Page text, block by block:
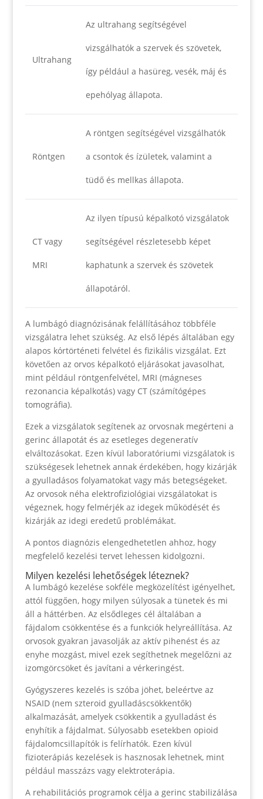
Ultrahang
Az ultrahang segítségével
vizsgálhatók a szervek és szövetek,
így például a hasüreg, vesék, máj és
epehólyag állapota.
Röntgen
A röntgen segítségével vizsgálhatók
a csontok és ízületek, valamint a
tüdő és mellkas állapota.
CT vagy
MRI
Az ilyen típusú képalkotó vizsgálatok
segítségével részletesebb képet
kaphatunk a szervek és szövetek
állapotáról.
A lumbágó diagnózisának felállításához többféle
vizsgálatra lehet szükség. Az első lépés általában egy
alapos kórtörténeti felvétel és fizikális vizsgálat. Ezt
követően az orvos képalkotó eljárásokat javasolhat,
mint például röntgenfelvétel, MRI (mágneses
rezonancia képalkotás) vagy CT (számítógépes
tomográfia).
Ezek a vizsgálatok segítenek az orvosnak megérteni a
gerinc állapotát és az esetleges degeneratív
elváltozásokat. Ezen kívül laboratóriumi vizsgálatok is
szükségesek lehetnek annak érdekében, hogy kizárják
a gyulladásos folyamatokat vagy más betegségeket.
Az orvosok néha elektrofiziológiai vizsgálatokat is
végeznek, hogy felmérjék az idegek működését és
kizárják az idegi eredetű problémákat.
A pontos diagnózis elengedhetetlen ahhoz, hogy
megfelelő kezelési tervet lehessen kidolgozni.
Milyen kezelési lehetőségek léteznek?
A lumbágó kezelése sokféle megközelítést igényelhet,
attól függően, hogy milyen súlyosak a tünetek és mi
áll a háttérben. Az elsődleges cél általában a
fájdalom csökkentése és a funkciók helyreállítása. Az
orvosok gyakran javasolják az aktív pihenést és az
enyhe mozgást, mivel ezek segíthetnek megelőzni az
izomgörcsöket és javítani a vérkeringést.
Gyógyszeres kezelés is szóba jöhet, beleértve az
NSAID (nem szteroid gyulladáscsökkentők)
alkalmazását, amelyek csökkentik a gyulladást és
enyhítik a fájdalmat. Súlyosabb esetekben opioid
fájdalomcsillapítók is felírhatók. Ezen kívül
fizioterápiás kezelések is hasznosak lehetnek, mint
például masszázs vagy elektroterápia.
A rehabilitációs programok célja a gerinc stabilizálása